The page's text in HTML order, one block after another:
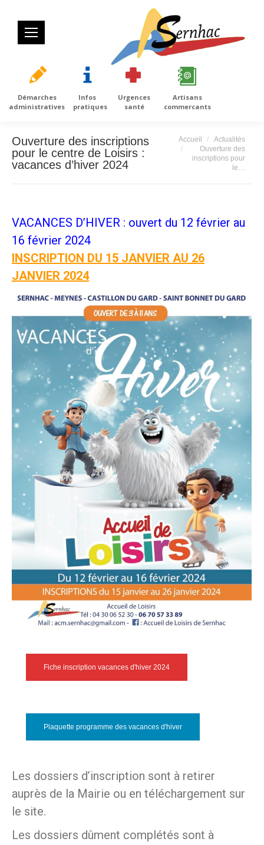
Démarches
administratives
Infos
pratiques
Urgences
santé
Artisans
commercants
Ouverture des inscriptions
pour le centre de Loisirs :
vacances d’hiver 2024
Vous êtes ici :
Accueil
Actualités
Ouverture des
inscriptions pour
le…
VACANCES D’HIVER : ouvert du 12 février au
16 février 2024
INSCRIPTION DU 15 JANVIER AU 26
JANVIER 2024
Fiche inscription vacances d'hiver 2024
Plaquette programme des vacances d'hiver
Les dossiers d’inscription sont à retirer
auprès de la Mairie ou en téléchargement sur
le site.
Les dossiers dûment complétés sont à